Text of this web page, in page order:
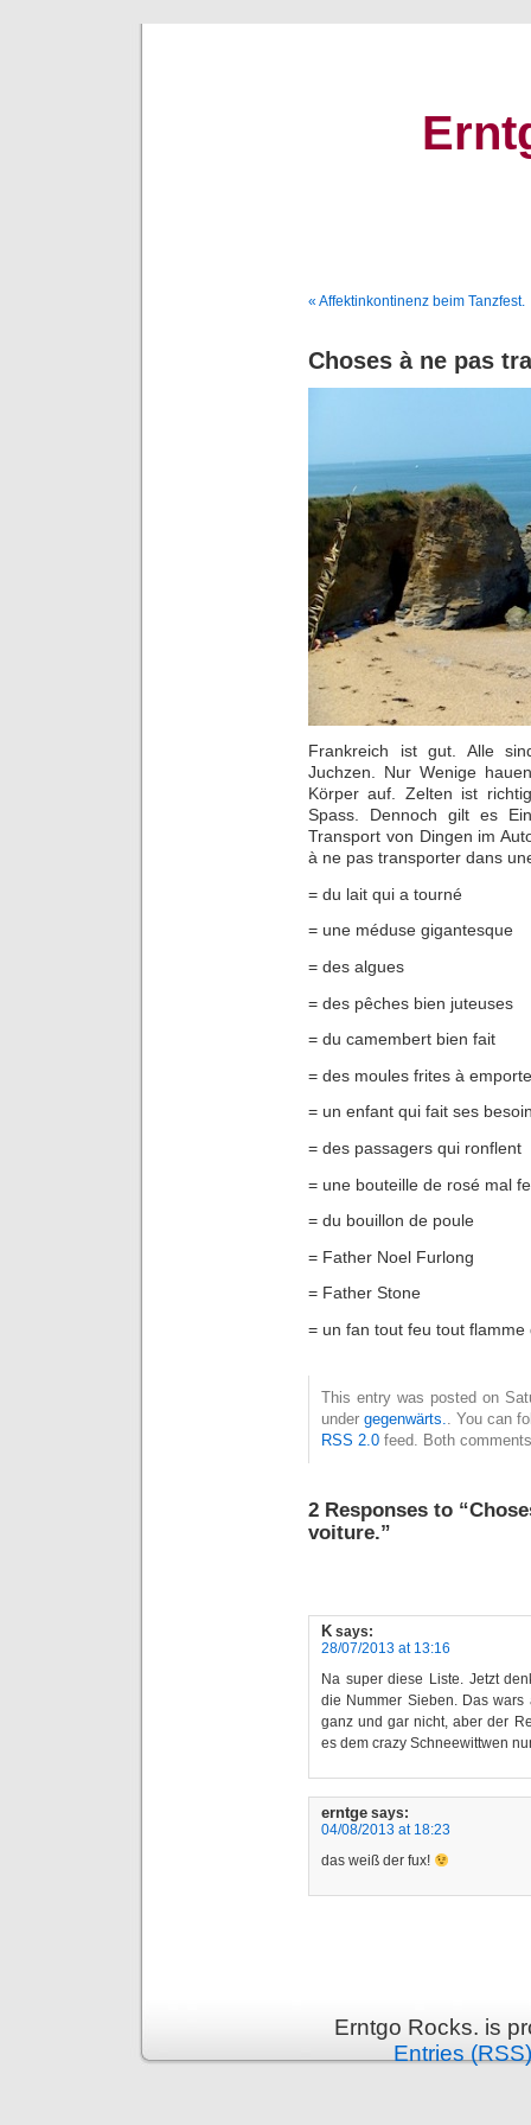
« Affektinkontinenz beim Tanzfest.
Choses à ne pas
Frankreich ist gut. Alle
Juchzen. Nur Wenige
Körper auf. Zelten ist
Spass. Dennoch gilt es
Transport von Dingen im
à ne pas transporter dans
= du lait qui a tourné
= une méduse gigantesque
= des algues
= des pêches bien juteuses
= du camembert bien fait
= des moules frites à
= un enfant qui fait ses
= des passagers qui ronflent
= une bouteille de rosé mal
= du bouillon de poule
= Father Noel Furlong
= Father Stone
= un fan tout feu tout flamme
This entry was posted on
under gegenwärts.
. You can
RSS 2.0 feed. Both
2 Responses to
voiture.”
K says:
28/07/2013 at 13:16
Na super diese Liste. Jetzt
die Nummer Sieben. Das
ganz und gar nicht, aber der
es dem crazy Schneewittwen
erntge says:
04/08/2013 at 18:23
das weiß der fux!
Erntgo Rocks. is
Entries (RSS)